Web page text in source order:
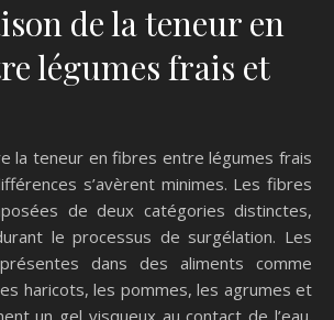
de la teneur en
légumes frais et
la teneur en fibres entre légumes frais
s’avèrent minimes. Les fibres
de deux catégories distinctes,
le processus de surgélation. Les
dans des aliments comme
haricots, les pommes, les agrumes et